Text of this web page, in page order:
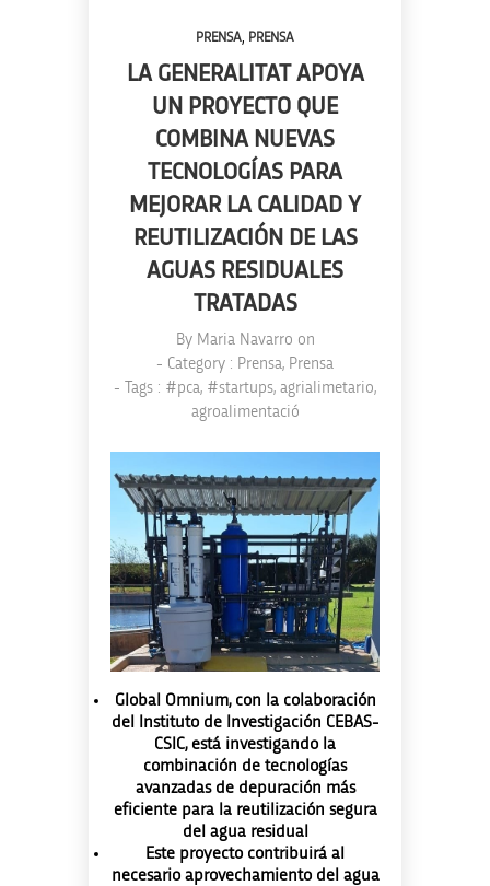
PRENSA PRENSA
LA GENERALITAT APOYA
UN PROYECTO QUE
COMBINA NUEVAS
TECNOLOGÍAS PARA
MEJORAR LA CALIDAD Y
REUTILIZACIÓN DE LAS
AGUAS RESIDUALES
TRATADAS
By Maria Navarro on
- Category : Prensa, Prensa
- Tags : #pca, #startups, agrialimetario,
agroalimentació
Global Omnium, con la colaboración
del Instituto de Investigación CEBAS-
CSIC, está investigando la
combinación de tecnologías
avanzadas de depuración más
eficiente para la reutilización segura
del agua residual
Este proyecto contribuirá al
necesario aprovechamiento del agua